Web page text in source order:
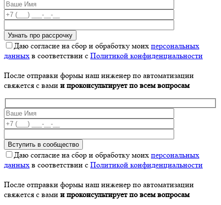
Даю согласие на сбор и обработку моих персональных
данных в соответствии с Политикой конфиденциальности
После отправки формы наш инженер по автоматизации
свяжется с вами и проконсультирует по всем вопросам
Даю согласие на сбор и обработку моих персональных
данных в соответствии с Политикой конфиденциальности
После отправки формы наш инженер по автоматизации
свяжется с вами и проконсультирует по всем вопросам